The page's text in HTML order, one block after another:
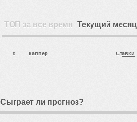
ТОП за все время Текущий месяц
# Каппер Ставки
Сыграет ли прогноз?